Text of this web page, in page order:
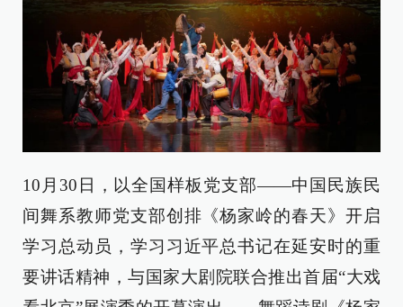
10月30日，以全国样板党支部——中国民族民
间舞系教师党支部创排《杨家岭的春天》开启
学习总动员，学习习近平总书记在延安时的重
要讲话精神，与国家大剧院联合推出首届“大戏